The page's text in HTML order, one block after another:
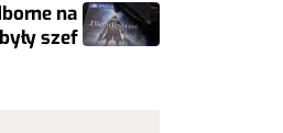
na
szef